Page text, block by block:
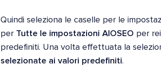
Quindi seleziona le caselle per le
per Tutte le impostazioni AIOSEO per
predefiniti. Una volta effettuata la
selezionate ai valori predefiniti.